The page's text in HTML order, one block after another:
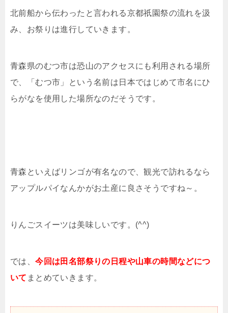
北前船から伝わったと言われる京都祇園祭の流れを汲
み、お祭りは進行していきます。
青森県のむつ市は恐山のアクセスにも利用される場所
で、「むつ市」という名前は日本ではじめて市名にひ
らがなを使用した場所なのだそうです。
青森といえばリンゴが有名なので、観光で訪れるなら
アップルパイなんかがお土産に良さそうですね～。
りんごスイーツは美味しいです。(^^)
では、今回は田名部祭りの日程や山車の時間などにつ
いて まとめていきます。